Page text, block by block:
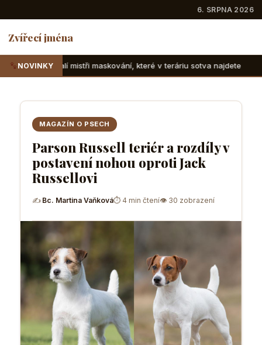
6. SRPNA 2026
Zvířecí jména
NOVINKYkteré v teráriu sotva najdete Suchozemské
MAGAZÍN O PSECH
Parson Russell teriér a rozdíly v
postavení nohou oproti Jack
Russellovi
✍ Bc. Martina Vaňková⏱ 4 min čtení👁 30 zobrazení